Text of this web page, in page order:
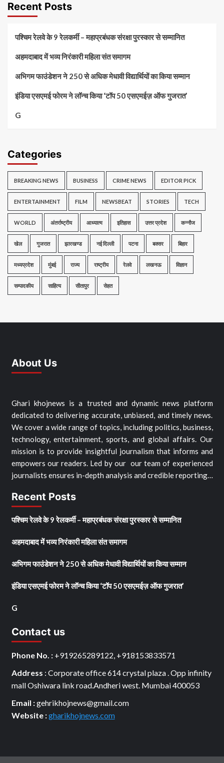
Recent Posts
पश्चिम रेलवे के 9 रेलकर्मी – महाप्रबंधक संरक्षा पुरस्कार से सम्मानित
अहमदाबाद में भव्य निरंकारी महिला संत समागम
अभिगम फाउंडेशन ने 250 से अधिक मेधावी विद्यार्थियों का किया सम्मान
इंडिया एसएमई फोरम ने लॉन्च किया ‘टॉप 50 एसएमईज़ ऑफ गुजरात’
G
Categories
BREAKING NEWS BUSINESS CRIME NEWS EDITOR PICK
ENTERTAINMENT FILM NEWSBEAT STORIES TECH
WORLD अंतर्राष्ट्रीय आध्यात्म इतिहास उत्तर प्रदेश कन्नौज
खेल गुजरात झारखण्ड नई दिल्ली पटना बक्सर बिहार
मध्यप्रदेश मुंबई राज्य राष्ट्रीय रेलवे लखनऊ विज्ञान
सम्पादकीय साहित्य सीतापुर सेहत
About Us
Ghari khojnews is a trusted and dynamic news platform
dedicated to delivering accurate, unbiased, and timely news.
We cover a wide range of topics, including politics, business,
technology, entertainment, sports, and global affairs. Our
mission is to provide insightful journalism that informs and
empowers our readers. Led by our our team of experienced
journalists ensures in-depth analysis and credible reporting…
Recent Posts
पश्चिम रेलवे के 9 रेलकर्मी – महाप्रबंधक संरक्षा पुरस्कार से सम्मानित
अहमदाबाद में भव्य निरंकारी महिला संत समागम
अभिगम फाउंडेशन ने 250 से अधिक मेधावी विद्यार्थियों का किया सम्मान
इंडिया एसएमई फोरम ने लॉन्च किया ‘टॉप 50 एसएमईज़ ऑफ गुजरात’
G
Contact us
Phone No. : +919265289122, +918153833571
Address : Corporate office 614 crystal plaza . Opp infinity
mall Oshiwara link road.Andheri west. Mumbai 400053
Email :gehrikhojnews@gmail.com
Website :gharikhojnews.com